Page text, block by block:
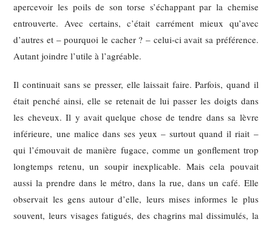
apercevoir les poils de son torse s’échappant par la chemise
entrouverte. Avec certains, c’était carrément mieux qu’avec
d’autres et – pourquoi le cacher ? – celui-ci avait sa préférence.
Autant joindre l’utile à l’agréable.
Il continuait sans se presser, elle laissait faire. Parfois, quand il
était penché ainsi, elle se retenait de lui passer les doigts dans
les cheveux. Il y avait quelque chose de tendre dans sa lèvre
inférieure, une malice dans ses yeux – surtout quand il riait –
qui l’émouvait de manière fugace, comme un gonflement trop
longtemps retenu, un soupir inexplicable. Mais cela pouvait
aussi la prendre dans le métro, dans la rue, dans un café. Elle
observait les gens autour d’elle, leurs mises informes le plus
souvent, leurs visages fatigués, des chagrins mal dissimulés, la